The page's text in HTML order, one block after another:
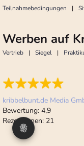
Teilnahmebedingungen
Werben auf
Vertrieb Siegel
kribbelbunt.de Media
Bewertung: 4,9
Rezensionen: 21